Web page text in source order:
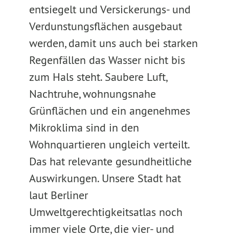
entsiegelt und Versickerungs- und
Verdunstungsflächen ausgebaut
werden, damit uns auch bei starken
Regenfällen das Wasser nicht bis
zum Hals steht. Saubere Luft,
Nachtruhe, wohnungsnahe
Grünflächen und ein angenehmes
Mikroklima sind in den
Wohnquartieren ungleich verteilt.
Das hat relevante gesundheitliche
Auswirkungen. Unsere Stadt hat
laut Berliner
Umweltgerechtigkeitsatlas noch
immer viele Orte, die vier- und